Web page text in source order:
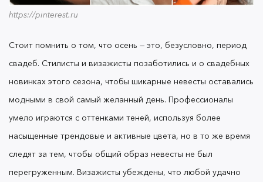
насыщенностью тинта
Визажисты в очередной раз напоминают нам о
том, что ухоженная, холеная кожа будет всегда в
тренде. Соответственно, предельно удачно
подобранная косметика, которая подходит под
половина успеха на пути к модной осени.
Помните о том, что вы должны гармонично
смотреться с макияжем и правильно сочетать все
хиты в своем повседневном образе
https://pinterest.ru
Стоит помнить о том, что осень — это, безусловно, период
свадеб. Стилисты и визажисты позаботились и о свадебных
новинках этого сезона, чтобы шикарные невесты оставались
модными в свой самый желанный день. Профессионалы
умело играются с оттенками теней, используя более
насыщенные трендовые и активные цвета, но в то же время
следят за тем, чтобы общий образ невесты не был
перегруженным. Визажисты убеждены, что любой удачно